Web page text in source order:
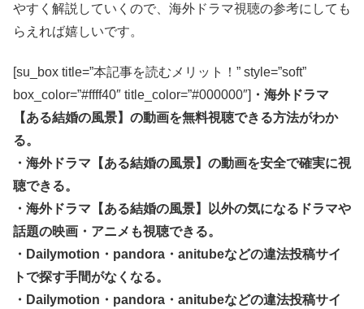
やすく解説していくので、海外ドラマ視聴の参考にしても
らえれば嬉しいです。
[su_box title=”本記事を読むメリット！” style=”soft”
box_color=”#ffff40″ title_color=”#000000″] ・海外ドラマ
【ある結婚の風景】の動画を無料視聴できる方法がわか
る。
・海外ドラマ【ある結婚の風景】の動画を安全で確実に視
聴できる。
・海外ドラマ【ある結婚の風景】以外の気になるドラマや
話題の映画・アニメも視聴できる。
・Dailymotion・pandora・anitubeなどの違法投稿サイ
トで探す手間がなくなる。
・Dailymotion・pandora・anitubeなどの違法投稿サイ